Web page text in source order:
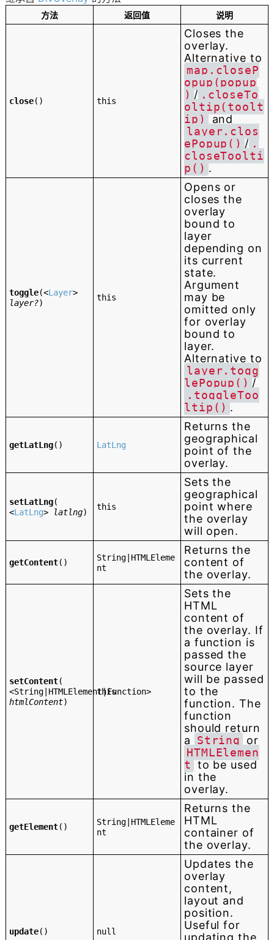
方法 返回值 说明
close() this
Closes the
overlay.
Alternative to
map.closeP
opup(popup
) / .closeTo
oltip(toolt
ip)
and
layer.clos
ePopup() / .
closeToolti
p() .
toggle(<Layer>
layer?)
this
Opens or
closes the
overlay
bound to
layer
depending on
its current
state.
Argument
may be
omitted only
for overlay
bound to
layer.
Alternative to
layer.togg
lePopup() /
.toggleToo
ltip() .
getLatLng() LatLng
Returns the
geographical
point of the
overlay.
setLatLng(
<LatLng> latlng)
this
Sets the
geographical
point where
the overlay
will open.
getContent()
String|HTMLEleme
nt
Returns the
content of
the overlay.
setContent(
<String|HTMLElement|Function>
htmlContent)
this
Sets the
HTML
content of
the overlay. If
a function is
passed the
source layer
will be passed
to the
function. The
function
should return
a
String
or
HTMLElemen
t
to be used
in the
overlay.
getElement()
String|HTMLEleme
nt
Returns the
HTML
container of
the overlay.
update() null
Updates the
overlay
content,
layout and
position.
Useful for
updating the